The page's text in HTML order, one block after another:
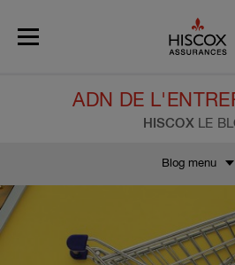
ADN DE
HISCOX LE
Blog menu